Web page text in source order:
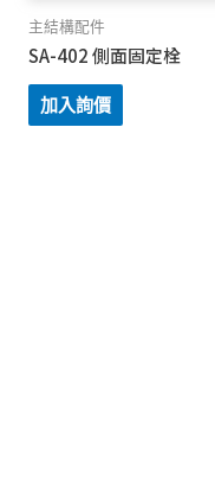
主結構配件
SA-402 側面固定栓
加入詢價